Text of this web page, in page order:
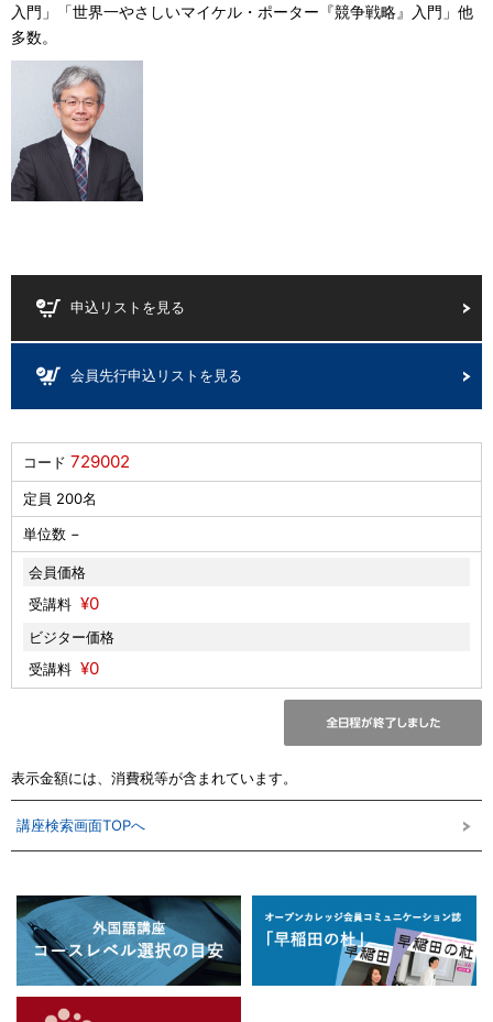
入門」「世界一やさしいマイケル・ポーター『競争戦略』入門」他
多数。
申込リストを見る
会員先行申込リストを見る
コード 729002
定員 200名
単位数 −
会員価格
受講料 ¥0
ビジター価格
受講料 ¥0
表示金額には、消費税等が含まれています。
講座検索画面TOPへ